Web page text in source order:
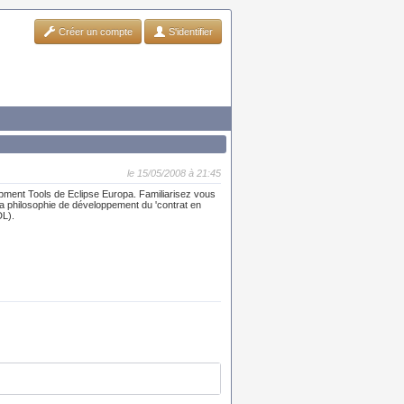
Créer un compte S'identifier
le 15/05/2008 à 21:45
Tools de Eclipse Europa. Familiarisez vous
de développement du 'contrat en